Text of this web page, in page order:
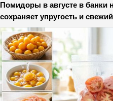
Помидоры в августе в банки
сохраняет упругость и